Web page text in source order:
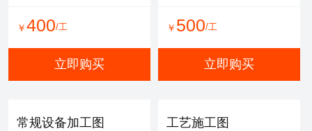
环评报告
适用于环评、清洁生产、验
收报告、入河排污口论证报
可选服务： 专家评审
￥400/工
立即购买
￥ 500/工
立即购买
常规设备加工图 工艺施工图